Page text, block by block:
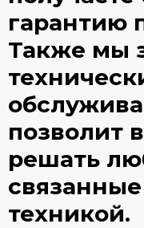
гарантию
Также мы
позволит
решать
техникой.